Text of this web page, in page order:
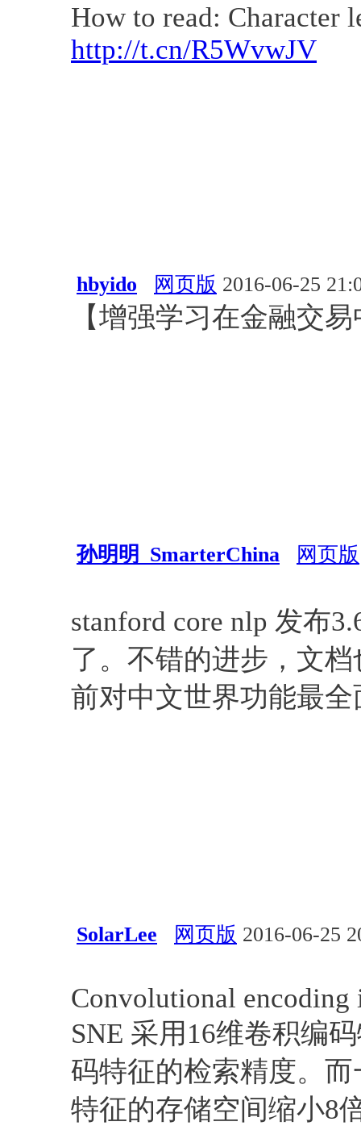
How to read: Character
http://t.cn/R5WvwJV
hbyido 网页版 2016-06-25
【增强学习在金融交
孙明明_SmarterChina 网页版
stanford core nlp 发布
了。不错的进步，文
前对中文世界功能最
SolarLee 网页版 2016-06-25
Convolutional encoding
SNE 采用16维卷积编
码特征的检索精度。
特征的存储空间缩小8